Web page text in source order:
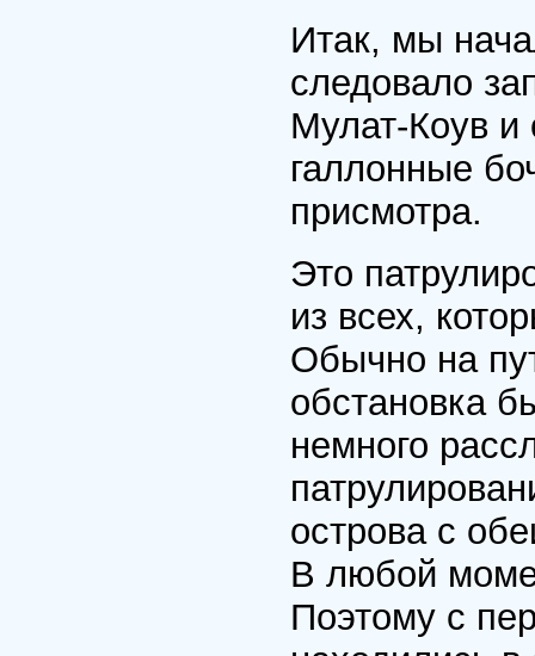
Итак, мы
следовало
Мулат-Коув и
галлонные
присмотра.
Это
из всех,
Обычно на
обстановка
немного
острова с
В любой
Поэтому с